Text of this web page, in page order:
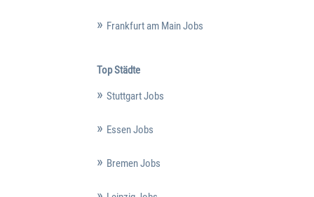
Frankfurt am Main Jobs
Top Städte
Stuttgart Jobs
Essen Jobs
Bremen Jobs